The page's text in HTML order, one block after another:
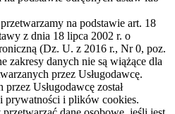
na podstawie art. 18
z dnia 18 lipca 2002 r. o
(Dz. U. z 2016 r., Nr 0, poz.
zakresy danych nie są wiążące dla
przez Usługodawcę.
Usługodawcę został
i plików cookies.